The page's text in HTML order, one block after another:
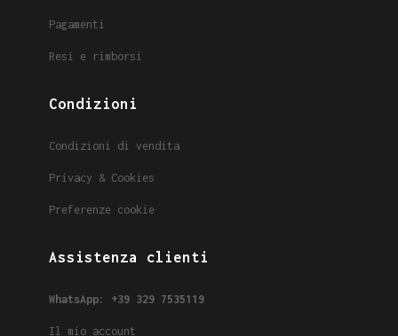
Pagamenti
Resi e rimborsi
Condizioni
Condizioni di vendita
Privacy & Cookies
Preferenze cookie
Assistenza clienti
WhatsApp: +39 329 7535119
Il mio account